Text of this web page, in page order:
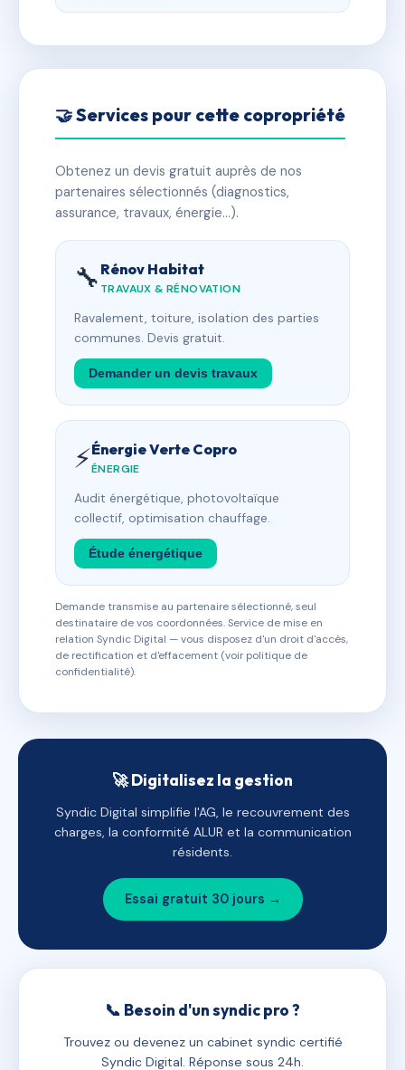
🤝 Services pour cette copropriété
Obtenez un devis gratuit auprès de nos
partenaires sélectionnés (diagnostics,
assurance, travaux, énergie…).
🔧 Rénov Habitat
TRAVAUX & RÉNOVATION
Ravalement, toiture, isolation des parties
communes. Devis gratuit.
Demander un devis travaux
⚡Énergie Verte Copro
ÉNERGIE
Audit énergétique, photovoltaïque
collectif, optimisation chauffage.
Étude énergétique
Demande transmise au partenaire sélectionné, seul
destinataire de vos coordonnées. Service de mise en
relation Syndic Digital — vous disposez d'un droit d'accès,
de rectification et d'effacement (voir politique de
confidentialité).
🚀 Digitalisez la gestion
Syndic Digital simplifie l'AG, le recouvrement des
charges, la conformité ALUR et la communication
résidents.
Essai gratuit 30 jours →
📞 Besoin d'un syndic pro ?
Trouvez ou devenez un cabinet syndic certifié
Syndic Digital. Réponse sous 24h.